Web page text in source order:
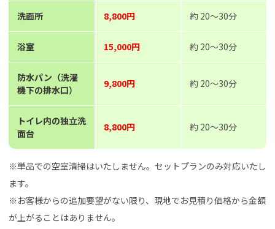
洗面所 8,800円 約 20～30分
浴室 15,000円 約 20～30分
防水パン（洗濯
機下の排水口）
9,800円 約 20～30分
トイレ内の独立洗
面台
8,800円 約 20～30分
※単品での空室清掃はいたしません。セットプランのみ対応いたし
ます。
※お客様からの追加要望がない限り、現地でお見積り価格から金額
が上がることはありません。